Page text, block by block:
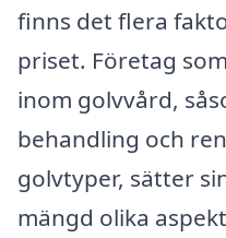
finns det flera
priset. Företag
inom golvvård,
behandling och
golvtyper, sätter
mängd olika